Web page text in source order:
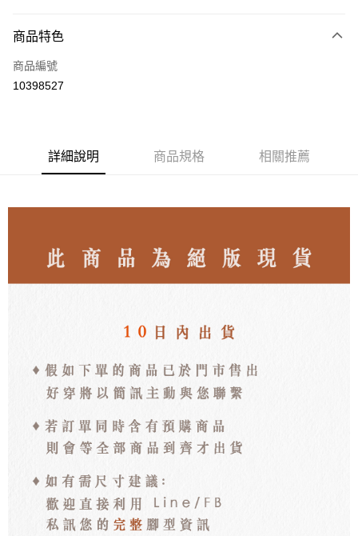
信用卡一次付款
LINE Pay
付款後全家取貨
每筆NT$80，滿NT$3,000(含以上)免運費
每筆NT$80，滿NT$3,000(含以上)免運費
每筆NT$100，滿NT$3,000(含以上)免運費
商品特色
商品編號
10398527
詳細說明 商品規格 相關推薦